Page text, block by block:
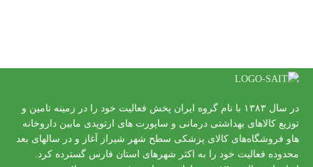
در سال ۱۳۸۳ با نام گروه ایران پخش فعالیت خود را در زمینه تامین و
توزیع کالاهای بهداشتی درمانی و ساپورت های ارتوپدی مابین داروخانه
هاو فروشگاه‌های کالای پزشکی سطح شهر شیراز آغاز و در سالهای بعد
محدوده فعالیت خود را به اکثر شهرهای استان فارس گسترده کرد.